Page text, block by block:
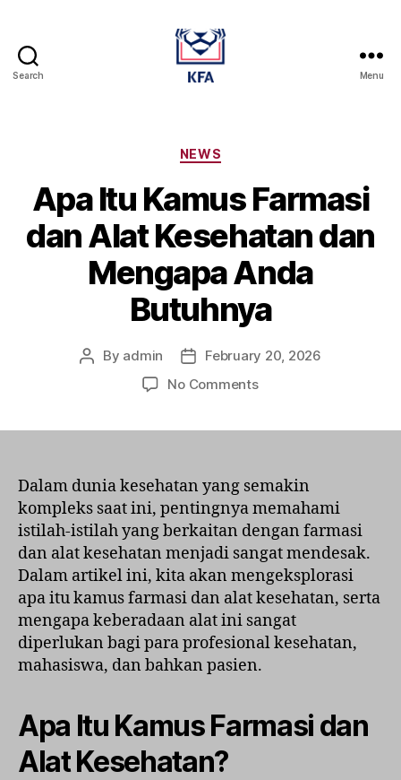
Search
Alat
Kesehatan
Menu
Categories
NEWS
Apa Itu Kamus Farmasi
dan Alat Kesehatan dan
Mengapa Anda
Butuhnya
Post
By admin
Post
date
February 20, 2026
No Commentson
dan
Alat
Kesehatan
dan
Mengapa
Anda
Butuhnya
Dalam dunia kesehatan yang semakin
kompleks saat ini, pentingnya memahami
istilah-istilah yang berkaitan dengan farmasi
dan alat kesehatan menjadi sangat mendesak.
Dalam artikel ini, kita akan mengeksplorasi
apa itu kamus farmasi dan alat kesehatan, serta
mengapa keberadaan alat ini sangat
diperlukan bagi para profesional kesehatan,
mahasiswa, dan bahkan pasien.
Apa Itu Kamus Farmasi dan
Alat Kesehatan?